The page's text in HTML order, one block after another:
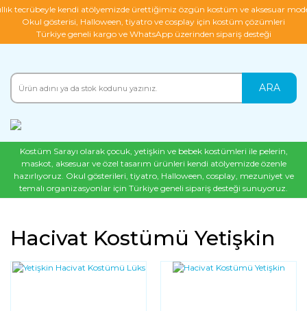
tecrübeyle kendi atölyemizde ürettiğimiz özgün kostüm ve aksesuar
Okul gösterisi, Halloween, tiyatro ve cosplay için kostüm çözümleri
Türkiye geneli kargo ve WhatsApp üzerinden sipariş desteği
ARA
Kostüm Sarayı olarak çocuk, yetişkin ve bebek kostümleri ile pelerin,
maskot, aksesuar ve özel tasarım ürünleri kendi atölyemizde özenle
hazırlıyoruz. Okul gösterileri, tiyatro, Halloween, cosplay, mezuniyet ve
temalı organizasyonlar için Türkiye geneli sipariş desteği sunuyoruz.
Hacivat Kostümü Yetişkin